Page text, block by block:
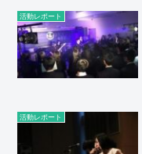
活動レポート
活動レポート